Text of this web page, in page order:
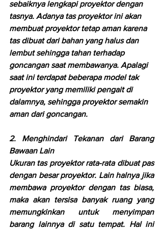
sebaiknya lengkapi proyektor dengan
tasnya. Adanya tas proyektor ini akan
membuat proyektor tetap aman karena
tas dibuat dari bahan yang halus dan
lembut sehingga tahan terhadap
goncangan saat membawanya. Apalagi
saat ini terdapat beberapa model tak
proyektor yang memiliki pengait di
dalamnya, sehingga proyektor semakin
aman dari goncangan.
2. Menghindari Tekanan dari Barang
Bawaan Lain
Ukuran tas proyektor rata-rata dibuat pas
dengan besar proyektor. Lain halnya jika
membawa proyektor dengan tas biasa,
maka akan tersisa banyak ruang yang
memungkinkan untuk menyimpan
barang lainnya di satu tempat. Hal ini